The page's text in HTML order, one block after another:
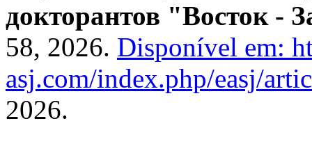
докторантов "Восток -
58, 2026. Disponível em:
asj.com/index.php/easj/
2026.